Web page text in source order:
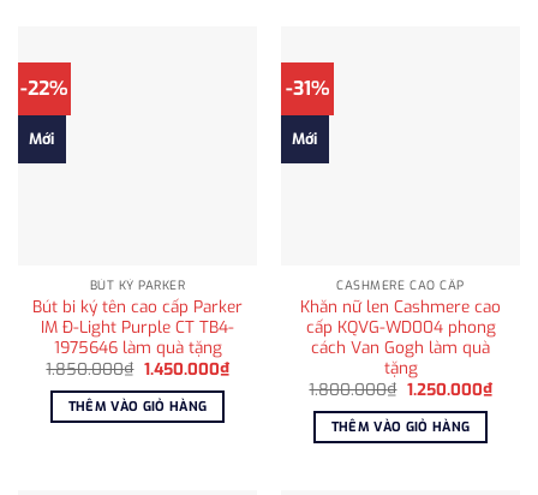
-22%
Mới
BÚT KÝ PARKER
Bút bi ký tên cao cấp Parker
IM Đ-Light Purple CT TB4-
1975646 làm quà tặng
1.850.000₫ Giá
là:
1.850.000₫.
1.450.000₫Giá
hiện
THÊM VÀO GIỎ HÀNG
-31%
Mới
CASHMERE CAO CẤP
Khăn nữ len Cashmere cao
cấp KQVG-WD004 phong
cách Van Gogh làm quà
tặng
1.800.000₫ Giá
là:
1.800.000₫.
1.250.000₫Giá
hiện
THÊM VÀO GIỎ HÀNG